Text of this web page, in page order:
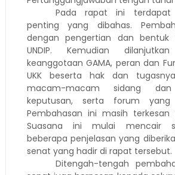
Pada rapat ini terdapat
penting yang dibahas.
dengan pengertian dan bentuk
UNDIP. Kemudian
keanggotaan GAMA, peran dan
UKK beserta hak dan
macam-macam sidang dan
keputusan, serta forum
Pembahasan ini masih
Suasana ini mulai mencair
beberapa penjelasan yang
senat yang hadir di rapat tersebut.
Ditengah-tengah